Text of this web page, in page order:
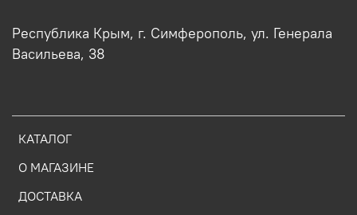
КАТАЛОГ
О МАГАЗИНЕ
ДОСТАВКА
Республика Крым, г. Симферополь, ул. Генерала
Васильева, 38